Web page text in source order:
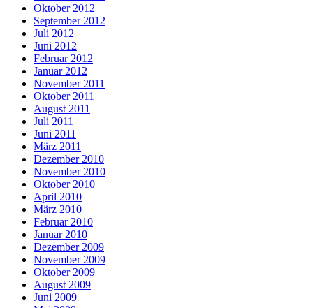
Oktober 2012
September 2012
Juli 2012
Juni 2012
Februar 2012
Januar 2012
November 2011
Oktober 2011
August 2011
Juli 2011
Juni 2011
März 2011
Dezember 2010
November 2010
Oktober 2010
April 2010
März 2010
Februar 2010
Januar 2010
Dezember 2009
November 2009
Oktober 2009
August 2009
Juni 2009